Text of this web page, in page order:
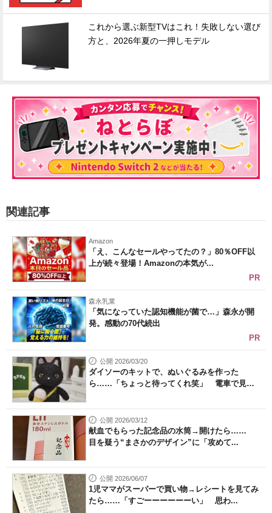
これから選ぶ新型TVはこれ！失敗しない選び
方と、2026年夏の一押しモデル
関連記事
Amazon
「え、こんなセールやってたの？」80％OFF以
上が続々登場！Amazonの本気が...
PR
森永乳業
「気になっていた認知機能が菌で…」森永が開
発。感動の70代続出
PR
公開 2026/03/20
ダイソーのキットで、ぬいぐるみを作った
ら……「ちょっと待ってくれ笑」 電車で見
公開 2026/03/12
献血でもらった記念品の水筒→開けたら……
目を疑う“まさかのデザイン”に「攻めて...
公開 2026/06/07
1児ママがスーパーで買い物→レシートを見てみ
たら……「すごーーーーーーい」 思わ...